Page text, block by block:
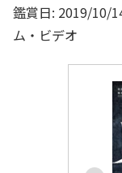
鑑賞日: 2019/10/
ム・ビデオ